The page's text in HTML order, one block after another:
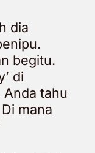
dia
begitu.
di
tahu
mana